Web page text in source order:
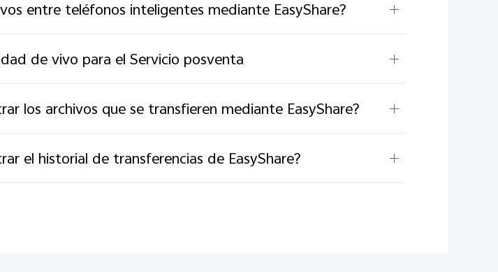
entre teléfonos inteligentes mediante EasyShare?
de vivo para el Servicio posventa
los archivos que se transfieren mediante EasyShare?
el historial de transferencias de EasyShare?